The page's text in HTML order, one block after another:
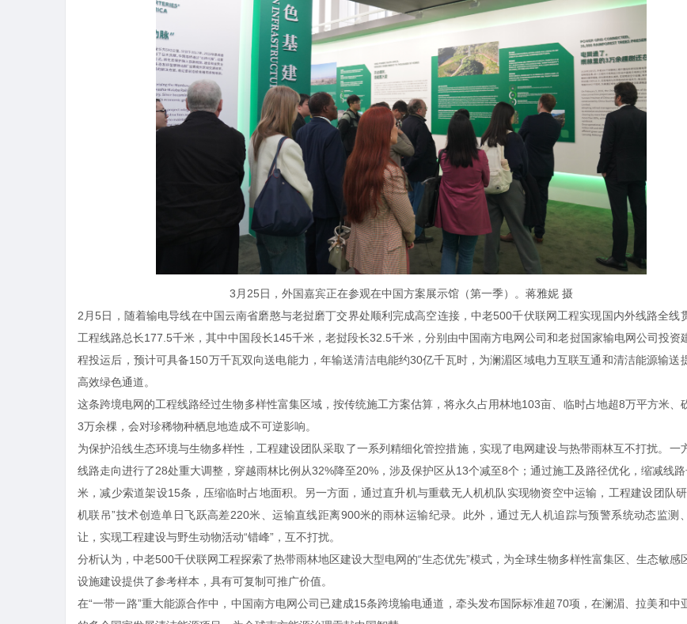
3月25日，外国嘉宾正在参观在中国方案展示馆（第一季）。蒋雅妮 摄
2月5日，随着输电导线在中国云南省磨憨与老挝磨丁交界处顺利完成高空连接，中老500千伏联网工程实现国内外线路全线
工程线路总长177.5千米，其中中国段长145千米，老挝段长32.5千米，分别由中国南方电网公司和老挝国家输电网公司投资
程投运后，预计可具备150万千瓦双向送电能力，年输送清洁电能约30亿千瓦时，为澜湄区域电力互联互通和清洁能源输送
高效绿色通道。
这条跨境电网的工程线路经过生物多样性富集区域，按传统施工方案估算，将永久占用林地103亩、临时占地超8万平方米、
3万余棵，会对珍稀物种栖息地造成不可逆影响。
为保护沿线生态环境与生物多样性，工程建设团队采取了一系列精细化管控措施，实现了电网建设与热带雨林互不打扰。一
线路走向进行了28处重大调整，穿越雨林比例从32%降至20%，涉及保护区从13个减至8个；通过施工及路径优化，缩减线
米，减少索道架设15条，压缩临时占地面积。另一方面，通过直升机与重载无人机机队实现物资空中运输，工程建设团队
机联吊”技术创造单日飞跃高差220米、运输直线距离900米的雨林运输纪录。此外，通过无人机追踪与预警系统动态监测
让，实现工程建设与野生动物活动“错峰”，互不打扰。
分析认为，中老500千伏联网工程探索了热带雨林地区建设大型电网的“生态优先”模式，为全球生物多样性富集区、生态敏感
设施建设提供了参考样本，具有可复制可推广价值。
在“一带一路”重大能源合作中，中国南方电网公司已建成15条跨境输电通道，牵头发布国际标准超70项，在澜湄、拉美和中